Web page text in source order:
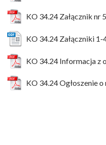
KO 34.24 Załącznik nr
KO 34.24 Załączniki
KO 34.24 Informacja z
KO 34.24 Ogłoszenie